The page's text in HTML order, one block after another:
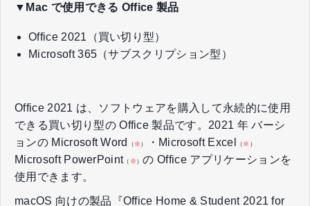
▼Mac で使用できる Office 製品
Office 2021（買い切り型）
Microsoft 365（サブスクリプション型）
Office 2021 は、ソフトウェアを購入して永続的に使用
できる買い切り型の Office 製品です。2021 年 バーシ
ョンの Microsoft Word
（ ※ ） ・Microsoft Excel （ ※ ）
Microsoft PowerPoint （ ※ ）の Office アプリケーションを
使用できます。
macOS 向けの製品『Office Home & Student 2021 for